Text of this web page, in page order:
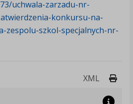
uchwala-zarzadu-nr-
konkursu-na-
zespolu-szkol-specjalnych-nr-
XML